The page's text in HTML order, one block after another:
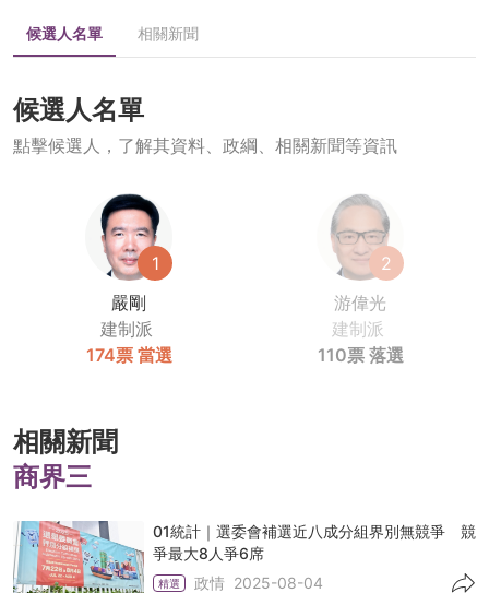
候選人名單 相關新聞
候選人名單
點擊候選人，了解其資料、政綱、相關新聞等資訊
1
嚴剛
建制派
174票 當選
2
游偉光
建制派
110票 落選
相關新聞
商界三
01統計｜選委會補選近八成分組界別無競爭 競
爭最大8人爭6席
精選 政情 2025-08-04